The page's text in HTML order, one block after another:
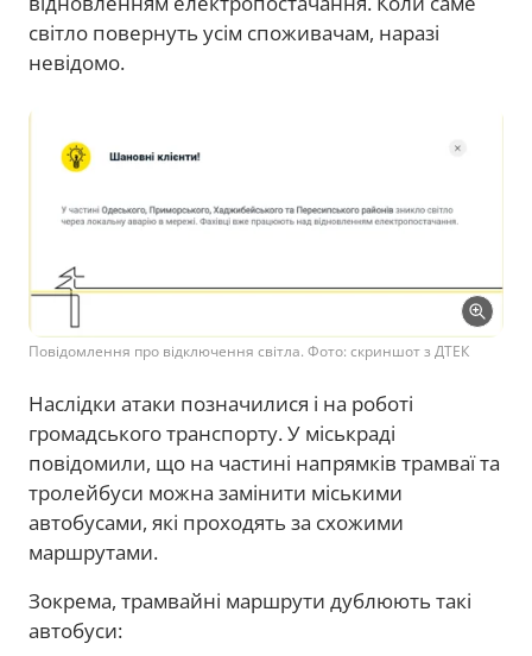
світло повернуть усім споживачам, наразі
невідомо.
Повідомлення про відключення світла. Фото: скриншот з ДТЕК
Наслідки атаки позначилися і на роботі
громадського транспорту. У міськраді
повідомили, що на частині напрямків трамваї та
тролейбуси можна замінити міськими
автобусами, які проходять за схожими
маршрутами.
Зокрема, трамвайні маршрути дублюють такі
автобуси: